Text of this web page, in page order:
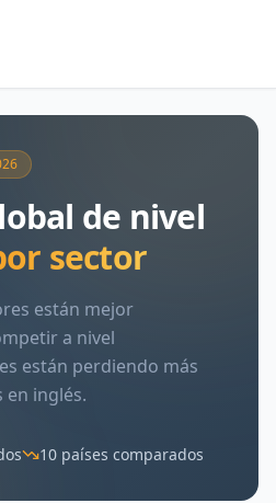
de nivel
sector
están mejor
a nivel
están perdiendo más
inglés.
10 países comparados